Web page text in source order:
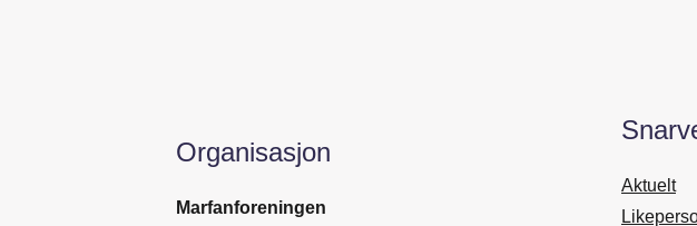
Organisasjon
Marfanforeningen
Aktuelt